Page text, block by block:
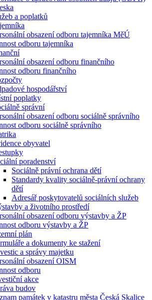
a poplatků
obsazení odboru tajemníka MěÚ
odboru tajemníka
obsazení odboru finančního
odboru finančního
hospodářství
poplatky
správní
obsazení odboru sociálně správního
odboru sociálně správního
obyvatel
poradenství
Sociálně právní ochrana dětí
Standardy kvality sociálně-právní ochrany
dětí
Adresář poskytovatelů sociálních služeb
a životního prostředí
obsazení odboru výstavby a ŽP
odboru výstavby a ŽP
plán
a dokumenty ke stažení
a správy majetku
obsazení OISM
odboru
akce
budov
památek v katastru města Česká Skalice